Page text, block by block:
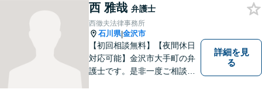
など、幅広く対応可能。【夜
間／休日対応可能】どうぞお
気軽にご相談ください。
西 雅哉 弁護士
西徹夫法律事務所
石川県|金沢市
【初回相談無料】【夜間休日
対応可能】金沢市大手町の弁
護士です。是非一度ご相談く
詳細を見
る